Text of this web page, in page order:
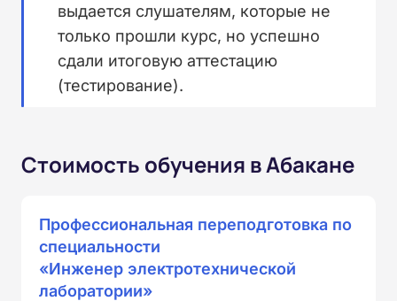
выдается слушателям, которые не
только прошли курс, но успешно
сдали итоговую аттестацию
(тестирование).
Стоимость обучения в Абакане
Профессиональная переподготовка по
специальности
«Инженер электротехнической
лаборатории»